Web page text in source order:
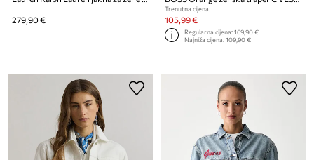
279,90 €
Trenutna cijena:
105,99 €
Regularna cijena:169,90 €
Najniža cijena:109,90 €